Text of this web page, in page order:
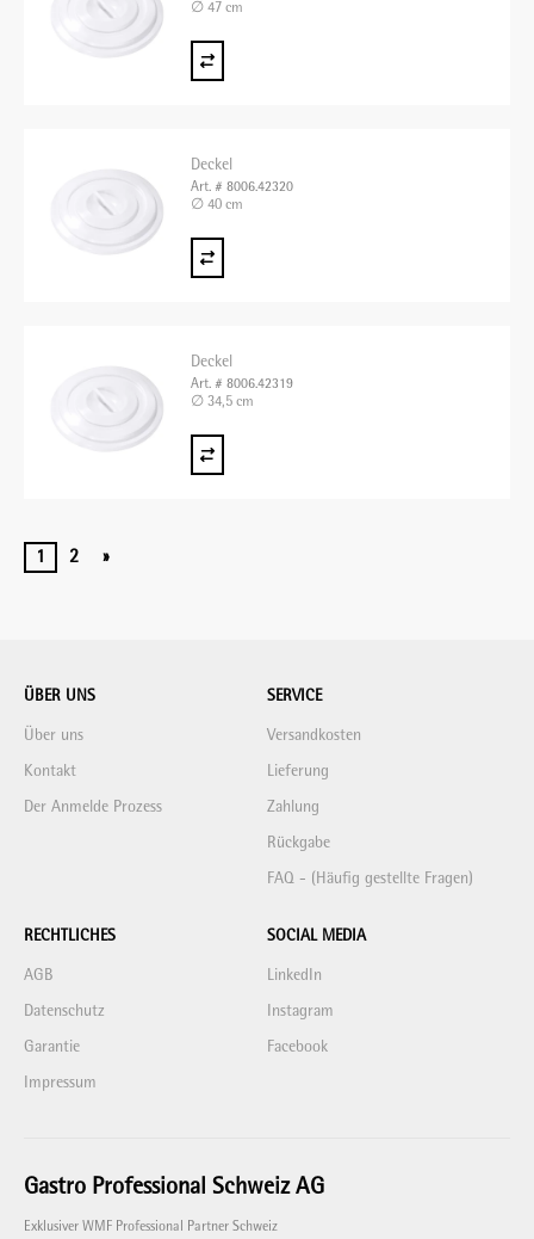
∅ 47 cm
Deckel
Art. # 8006.42320
∅ 40 cm
Deckel
Art. # 8006.42319
∅ 34,5 cm
1 2 »
ÜBER UNS
Über uns
Kontakt
Der Anmelde Prozess
SERVICE
Versandkosten
Lieferung
Zahlung
Rückgabe
FAQ - (Häufig gestellte Fragen)
RECHTLICHES
AGB
Datenschutz
Garantie
Impressum
SOCIAL MEDIA
LinkedIn
Instagram
Facebook
Gastro Professional Schweiz AG
Exklusiver WMF Professional Partner Schweiz